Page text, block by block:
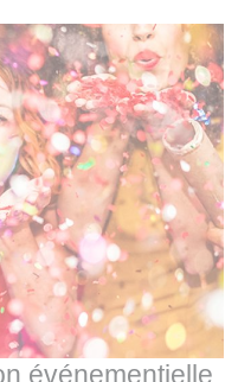
événementielle